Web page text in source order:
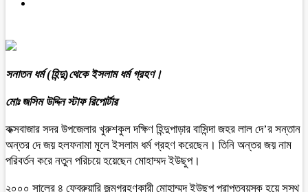
সনাতন ‌ধর্ম‌ (হিন্দু)থেকে ইসলাম ধর্ম গ্রহণ।
মোঃ জসিম উদ্দিন স্টাফ রিপোর্টার
কক্সবাজার সদর উপজেলার খুরুশকুল দক্ষিণ হিন্দুপাড়ার বাসিন্দা জহর লাল দে’র সন্তান
অন্তর দে জয় হলফনামা মূলে ইসলাম ধর্ম গ্রহণ করেছেন। তিনি অন্তর জয় নাম
পরিবর্তন করে নতুন পরিচয়ে হয়েছেন মোহাম্মদ ইউছুপ।
২০০০ সালের ৪ ফেব্রুয়ারি জন্মগ্রহণকারী মোহাম্মদ ইউছুপ প্রাপ্তবয়স্ক হয়ে সুস্থ